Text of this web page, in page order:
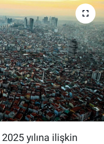
yılına ilişkin